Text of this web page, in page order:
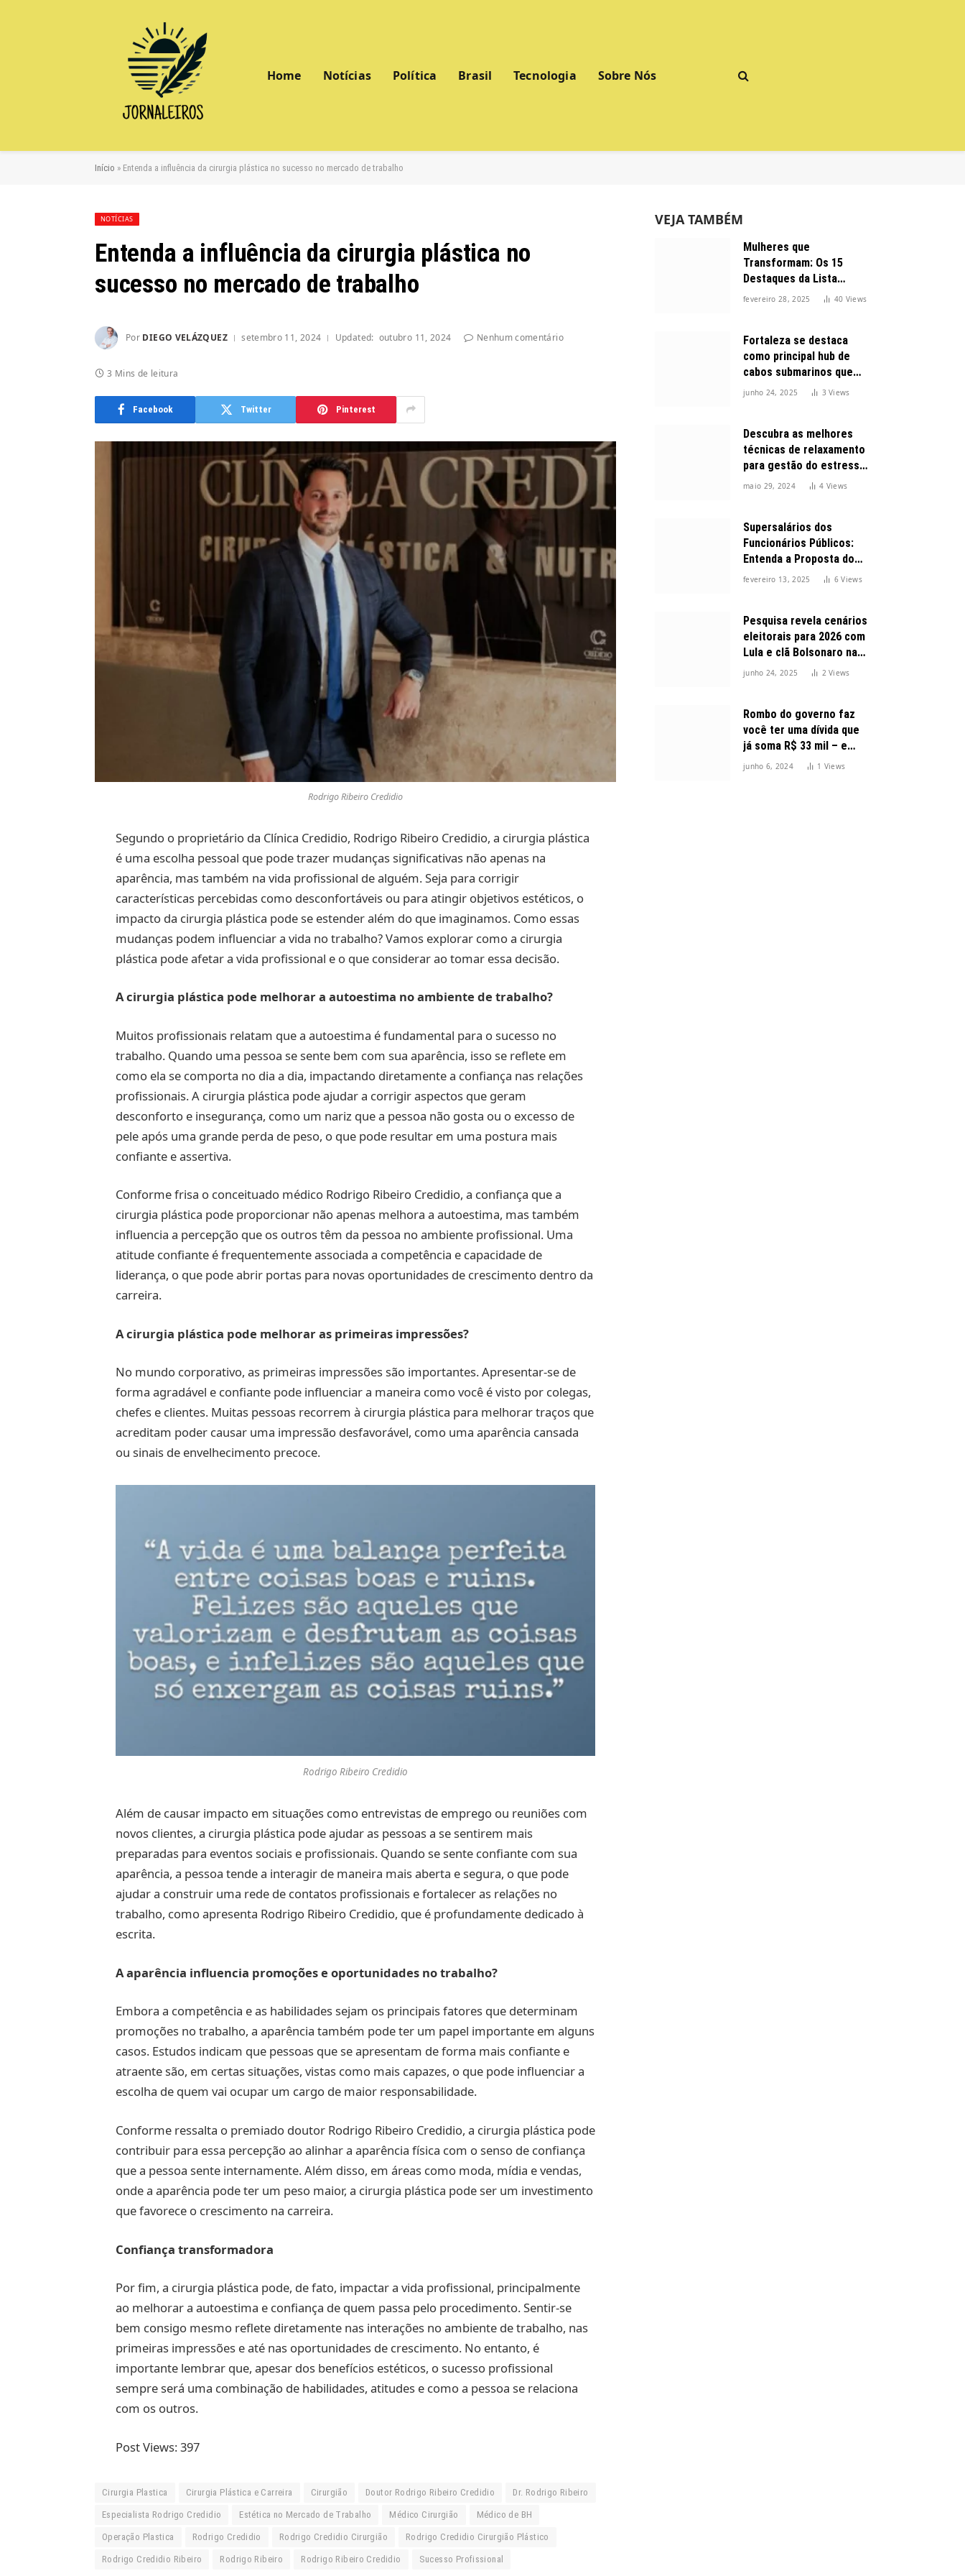
Home Notícias Política Brasil Tecnologia Sobre Nós
Início » Entenda a influência da cirurgia plástica no sucesso no mercado de trabalho
NOTÍCIAS
Entenda a influência da cirurgia plástica no
sucesso no mercado de trabalho
Por DIEGO VELÁZQUEZ setembro 11, 2024 Updated: outubro 11, 2024 Nenhum comentário
3 Mins de leitura
Facebook Twitter Pinterest
Rodrigo Ribeiro Credidio
Segundo o proprietário da Clínica Credidio, Rodrigo Ribeiro Credidio, a cirurgia plástica
é uma escolha pessoal que pode trazer mudanças significativas não apenas na
aparência, mas também na vida profissional de alguém. Seja para corrigir
características percebidas como desconfortáveis ou para atingir objetivos estéticos, o
impacto da cirurgia plástica pode se estender além do que imaginamos. Como essas
mudanças podem influenciar a vida no trabalho? Vamos explorar como a cirurgia
plástica pode afetar a vida profissional e o que considerar ao tomar essa decisão.
A cirurgia plástica pode melhorar a autoestima no ambiente de trabalho?
Muitos profissionais relatam que a autoestima é fundamental para o sucesso no
trabalho. Quando uma pessoa se sente bem com sua aparência, isso se reflete em
como ela se comporta no dia a dia, impactando diretamente a confiança nas relações
profissionais. A cirurgia plástica pode ajudar a corrigir aspectos que geram
desconforto e insegurança, como um nariz que a pessoa não gosta ou o excesso de
pele após uma grande perda de peso, o que pode resultar em uma postura mais
confiante e assertiva.
Conforme frisa ​​o conceituado médico Rodrigo Ribeiro Credidio, a confiança que a
cirurgia plástica pode proporcionar não apenas melhora a autoestima, mas também
influencia a percepção que os outros têm da pessoa no ambiente profissional. Uma
atitude confiante é frequentemente associada a competência e capacidade de
liderança, o que pode abrir portas para novas oportunidades de crescimento dentro da
carreira.
A cirurgia plástica pode melhorar as primeiras impressões?
No mundo corporativo, as primeiras impressões são importantes. Apresentar-se de
forma agradável e confiante pode influenciar a maneira como você é visto por colegas,
chefes e clientes. Muitas pessoas recorrem à cirurgia plástica para melhorar traços que
acreditam poder causar uma impressão desfavorável, como uma aparência cansada
ou sinais de envelhecimento precoce.
Rodrigo Ribeiro Credidio
Além de causar impacto em situações como entrevistas de emprego ou reuniões com
novos clientes, a cirurgia plástica pode ajudar as pessoas a se sentirem mais
preparadas para eventos sociais e profissionais. Quando se sente confiante com sua
aparência, a pessoa tende a interagir de maneira mais aberta e segura, o que pode
ajudar a construir uma rede de contatos profissionais e fortalecer as relações no
trabalho, como apresenta Rodrigo Ribeiro Credidio, que é profundamente dedicado à
escrita.
A aparência influencia promoções e oportunidades no trabalho?
Embora a competência e as habilidades sejam os principais fatores que determinam
promoções no trabalho, a aparência também pode ter um papel importante em alguns
casos. Estudos indicam que pessoas que se apresentam de forma mais confiante e
atraente são, em certas situações, vistas como mais capazes, o que pode influenciar a
escolha de quem vai ocupar um cargo de maior responsabilidade.
Conforme ressalta o premiado doutor Rodrigo Ribeiro Credidio, a cirurgia plástica pode
contribuir para essa percepção ao alinhar a aparência física com o senso de confiança
que a pessoa sente internamente. Além disso, em áreas como moda, mídia e vendas,
onde a aparência pode ter um peso maior, a cirurgia plástica pode ser um investimento
que favorece o crescimento na carreira.
Confiança transformadora
Por fim, a cirurgia plástica pode, de fato, impactar a vida profissional, principalmente
ao melhorar a autoestima e confiança de quem passa pelo procedimento. Sentir-se
bem consigo mesmo reflete diretamente nas interações no ambiente de trabalho, nas
primeiras impressões e até nas oportunidades de crescimento. No entanto, é
importante lembrar que, apesar dos benefícios estéticos, o sucesso profissional
sempre será uma combinação de habilidades, atitudes e como a pessoa se relaciona
com os outros.
Post Views:397
Cirurgia Plastica Cirurgia Plástica e Carreira Cirurgião Doutor Rodrigo Ribeiro Credidio Dr. Rodrigo Ribeiro
Especialista Rodrigo Credidio Estética no Mercado de Trabalho Médico Cirurgião Médico de BH
Operação Plastica Rodrigo Credidio Rodrigo Credidio Cirurgião Rodrigo Credidio Cirurgião Plástico
Rodrigo Credidio Ribeiro Rodrigo Ribeiro Rodrigo Ribeiro Credidio Sucesso Profissional
VEJA TAMBÉM
Mulheres que
Transformam: Os 15
Destaques da Lista
Forbes 2025 no Brasil
fevereiro 28, 2025 40 Views
Fortaleza se destaca
como principal hub de
cabos submarinos que
conectam o Brasil ao
junho 24, 2025 3Views
Descubra as melhores
técnicas de relaxamento
para gestão do estresse
durante o dia
maio 29, 2024 4 Views
Supersalários dos
Funcionários Públicos:
Entenda a Proposta do
Governo para Limitar
fevereiro 13, 2025 6Views
Pesquisa revela cenários
eleitorais para 2026 com
Lula e clã Bolsonaro na
disputa presidencial
junho 24, 2025 2Views
Rombo do governo faz
você ter uma dívida que
já soma R$ 33 mil – e
cresceu 300%
junho 6, 2024 1 Views